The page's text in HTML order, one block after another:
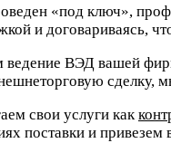
«под ключ»,
и договариваясь,
ВЭД вашей
сделку,
свои услуги как
поставки и привезем